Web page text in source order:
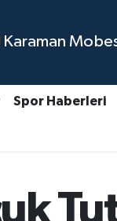
Karaman
Spor Haberleri